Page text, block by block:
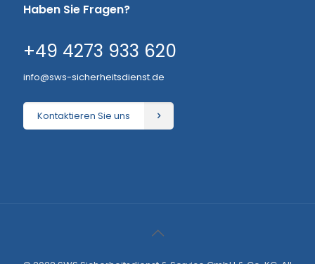
Haben Sie Fragen?
+49 4273 933 620
info@sws-sicherheitsdienst.de
Kontaktieren Sie uns